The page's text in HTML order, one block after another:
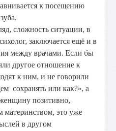
к посещению
сложность ситуации, в
заключается ещё и в
между врачами. Если бы
другое отношение к
к ним, и не говорили
сохранять или как?», а
позитивно,
материнством, это уже
в другом